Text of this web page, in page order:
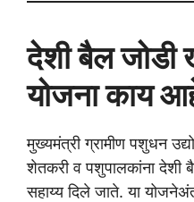
देशी बैल जोडी
योजना काय
मुख्यमंत्री ग्रामीण पशुधन
शेतकरी व पशुपालकांना देशी
सहाय्य दिले जाते. या